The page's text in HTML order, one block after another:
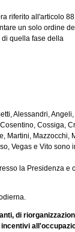
riferito all'articolo 88
un solo ordine del
quella fase della
Alessandri, Angeli,
Cossiga,
Martini, Mazzocchi,
Vegas e Vito sono
la Presidenza e
di